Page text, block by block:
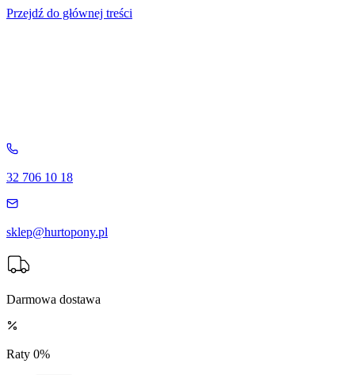
Przejdź do głównej treści
32 706 10 18
sklep@hurtopony.pl
Darmowa dostawa
Raty 0%